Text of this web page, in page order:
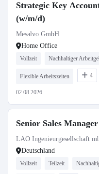
Strategic Key
(w/m/d)
Mesalvo GmbH
Home Office
Vollzeit Nachhaltiger
Flexible Arbeitszeiten 4
02.08.2026
Senior Sales
LAO Ingenieurgesellschaft
Deutschland
Vollzeit Teilzeit